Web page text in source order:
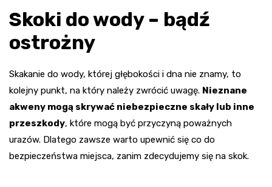
Skoki do wody – bądź
ostrożny
Skakanie do wody, której głębokości i dna nie znamy, to
kolejny punkt, na który należy zwrócić uwagę. Nieznane
akweny mogą skrywać niebezpieczne skały lub inne
przeszkody, które mogą być przyczyną poważnych
urazów. Dlatego zawsze warto upewnić się co do
bezpieczeństwa miejsca, zanim zdecydujemy się na skok.